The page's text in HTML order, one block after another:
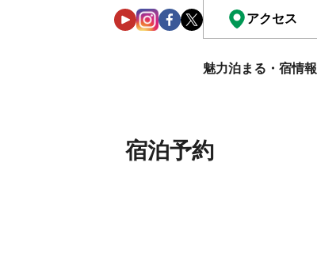
アクセス
魅力泊まる・宿情報
宿泊予約